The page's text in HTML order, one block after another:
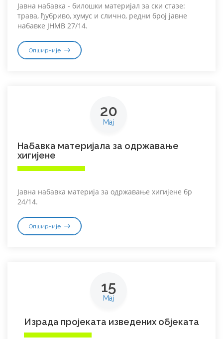
Јавна набавка - билошки материјал за ски стазе:
трава, ђубриво, хумус и слично, редни број јавне
набавке ЈНМВ 27/14.
Опширније
20
Мај
Набавка материјала за одржавање
хигијене
Јавна набавка материја за одржавање хигијене бр
24/14.
Опширније
15
Мај
Израда пројеката изведених објеката